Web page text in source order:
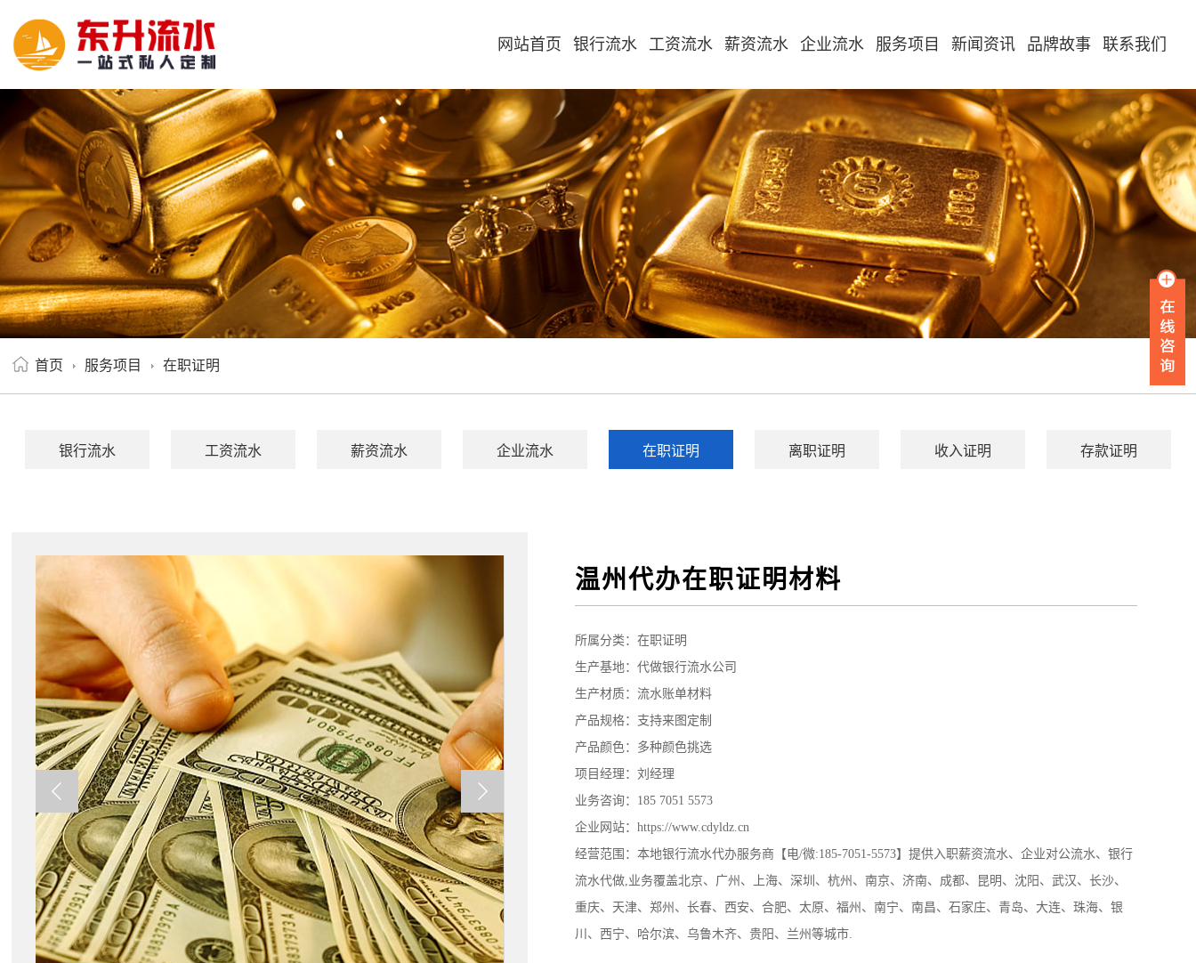
网站首页 银行流水 工资流水 薪资流水 企业流水 服务项目 新闻资讯 品牌故事 联系我们
首页 服务项目 在职证明
银行流水 工资流水 薪资流水 企业流水 在职证明 离职证明 收入证明 存款证明
温州代办在职证明材料
所属分类： 在职证明
生产基地：代做银行流水公司
生产材质：流水账单材料
产品规格：支持来图定制
产品颜色：多种颜色挑选
项目经理：刘经理
业务咨询：185 7051 5573
企业网站：https://www.cdyldz.cn
经营范围：本地银行流水代办服务商【电/微:185-7051-5573】提供入职薪资流水、企业对公流水、银行
流水代做,业务覆盖北京、广州、上海、深圳、杭州、南京、济南、成都、昆明、沈阳、武汉、长沙、
重庆、天津、郑州、长春、西安、合肥、太原、福州、南宁、南昌、石家庄、青岛、大连、珠海、银
川、西宁、哈尔滨、乌鲁木齐、贵阳、兰州等城市.